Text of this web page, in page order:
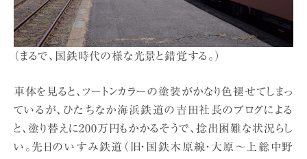
（まるで、国鉄時代の様な光景と錯覚する。）
車体を見ると、ツートンカラーの塗装がかなり色褪せてしまっ
ているが、ひたちなか海浜鉄道の吉田社長のブログによる
と、塗り替えに200万円もかかるそうで、捻出困難な状況らし
い。先日のいすみ鉄道（旧・国鉄木原線・大原〜上総中野